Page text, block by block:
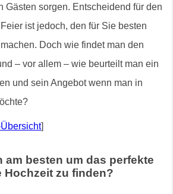
Gästen sorgen. Entscheidend für den
ist jedoch, den für Sie besten
Doch wie findet man den
– vor allem – wie beurteilt man ein
und sein Angebot wenn man in
]
am besten um das perfekte
Hochzeit zu finden?